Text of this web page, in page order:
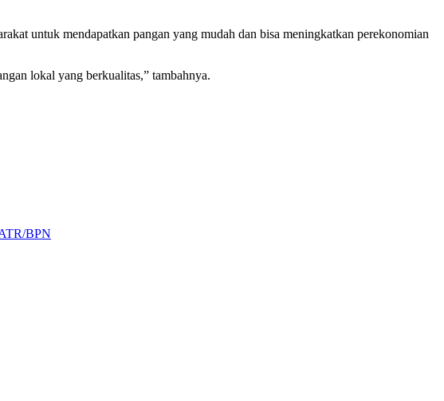
untuk mendapatkan pangan yang mudah dan bisa meningkatkan perekonomian
lokal yang berkualitas,” tambahnya.
BPN